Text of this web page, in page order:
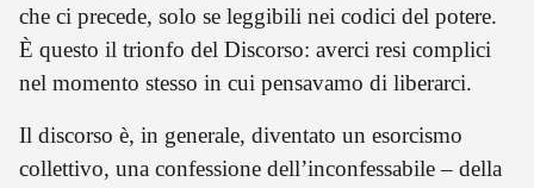
che ci precede, solo se leggibili nei codici del potere.
È questo il trionfo del Discorso: averci resi complici
nel momento stesso in cui pensavamo di liberarci.
Il discorso è, in generale, diventato un esorcismo
collettivo, una confessione dell’inconfessabile – della